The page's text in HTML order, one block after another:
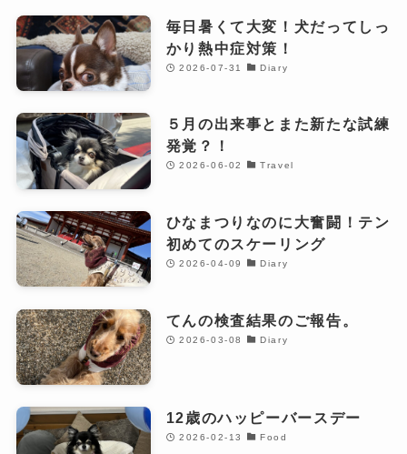
毎日暑くて大変！犬だってしっ
かり熱中症対策！
2026-07-31 Diary
５月の出来事とまた新たな試練
発覚？！
2026-06-02 Travel
ひなまつりなのに大奮闘！テン
初めてのスケーリング
2026-04-09 Diary
てんの検査結果のご報告。
2026-03-08 Diary
12歳のハッピーバースデー
2026-02-13 Food